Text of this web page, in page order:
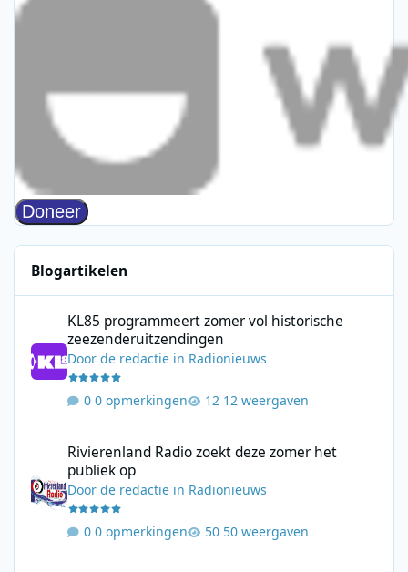
Blogartikelen
KL85 programmeert zomer vol historische
zeezenderuitzendingen
Doorde redactie in Radionieuws
0 opmerkingen 12 weergaven
Rivierenland Radio zoekt deze zomer het
publiek op
Doorde redactie in Radionieuws
0 opmerkingen 50 weergaven